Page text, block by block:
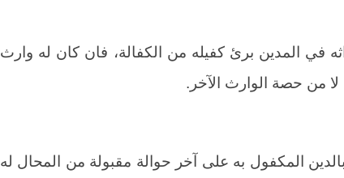
في المدين برئ كفيله من الكفالة، فان كان له وارث
من حصة الوارث الآخر.
بالدين المكفول به على آخر حوالة مقبولة من المحال له